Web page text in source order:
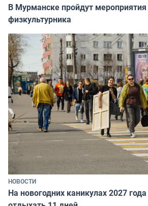
В Мурманске пройдут
физкультурника
НОВОСТИ
На новогодних каникулах 2027